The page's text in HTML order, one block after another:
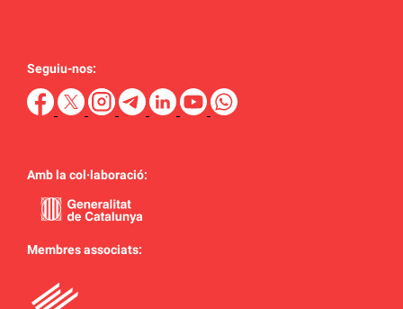
Seguiu-nos:
Amb la col·laboració:
Membres associats: